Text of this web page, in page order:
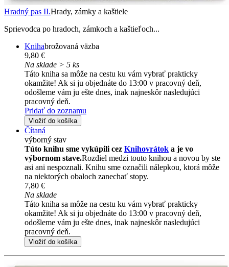
Hradný pas II.Hrady, zámky a kaštiele
Sprievodca po hradoch, zámkoch a kaštieľoch...
Knihabrožovaná väzba
9,80 €
Na sklade > 5 ks
Táto kniha sa môže na cestu ku vám vybrať prakticky
okamžite! Ak si ju objednáte do 13:00 v pracovný deň,
odošleme vám ju ešte dnes, inak najneskôr nasledujúci
pracovný deň.
Pridať do zoznamu
Vložiť do košíka
Čítaná
výborný stav
Túto knihu sme vykúpili cez Knihovrátok a je vo
výbornom stave.Rozdiel medzi touto knihou a novou by ste
asi ani nespoznali. Knihu sme označili nálepkou, ktorá môže
na niektorých obaloch zanechať stopy.
7,80 €
Na sklade
Táto kniha sa môže na cestu ku vám vybrať prakticky
okamžite! Ak si ju objednáte do 13:00 v pracovný deň,
odošleme vám ju ešte dnes, inak najneskôr nasledujúci
pracovný deň.
Vložiť do košíka